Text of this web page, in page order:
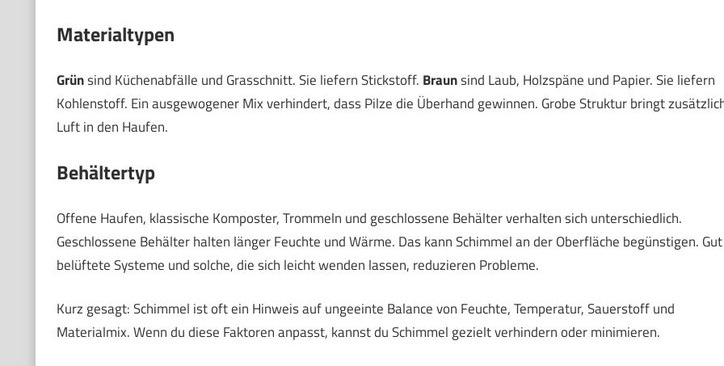
Materialtypen
Grünsind Küchenabfälle und Grasschnitt. Sie liefern Stickstoff. Braunsind Laub, Holzspäne und Papier. Sie liefern
Kohlenstoff. Ein ausgewogener Mix verhindert, dass Pilze die Überhand gewinnen. Grobe Struktur bringt
Luft in den Haufen.
Behältertyp
Offene Haufen, klassische Komposter, Trommeln und geschlossene Behälter verhalten sich unterschiedlich.
Geschlossene Behälter halten länger Feuchte und Wärme. Das kann Schimmel an der Oberfläche begünstigen. Gut
belüftete Systeme und solche, die sich leicht wenden lassen, reduzieren Probleme.
Kurz gesagt: Schimmel ist oft ein Hinweis auf ungeeinte Balance von Feuchte, Temperatur, Sauerstoff und
Materialmix. Wenn du diese Faktoren anpasst, kannst du Schimmel gezielt verhindern oder minimieren.